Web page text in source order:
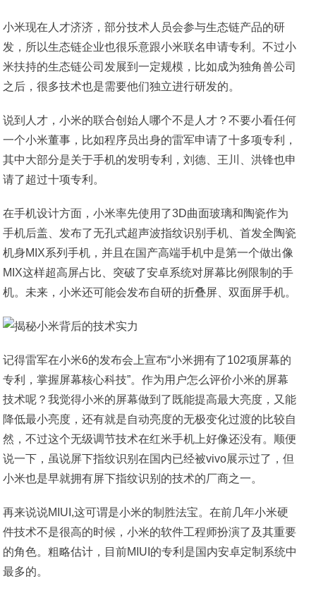
小米现在人才济济，部分技术人员会参与生态链产品的研
发，所以生态链企业也很乐意跟小米联名申请专利。不过小
米扶持的生态链公司发展到一定规模，比如成为独角兽公司
之后，很多技术也是需要他们独立进行研发的。
说到人才，小米的联合创始人哪个不是人才？不要小看任何
一个小米董事，比如程序员出身的雷军申请了十多项专利，
其中大部分是关于手机的发明专利，刘德、王川、洪锋也申
请了超过十项专利。
在手机设计方面，小米率先使用了3D曲面玻璃和陶瓷作为
手机后盖、发布了无孔式超声波指纹识别手机、首发全陶瓷
机身MIX系列手机，并且在国产高端手机中是第一个做出像
MIX这样超高屏占比、突破了安卓系统对屏幕比例限制的手
机。未来，小米还可能会发布自研的折叠屏、双面屏手机。
记得雷军在小米6的发布会上宣布“小米拥有了102项屏幕的
专利，掌握屏幕核心科技”。作为用户怎么评价小米的屏幕
技术呢？我觉得小米的屏幕做到了既能提高最大亮度，又能
降低最小亮度，还有就是自动亮度的无极变化过渡的比较自
然，不过这个无级调节技术在红米手机上好像还没有。顺便
说一下，虽说屏下指纹识别在国内已经被vivo展示过了，但
小米也是早就拥有屏下指纹识别的技术的厂商之一。
再来说说MIUI,这可谓是小米的制胜法宝。在前几年小米硬
件技术不是很高的时候，小米的软件工程师扮演了及其重要
的角色。粗略估计，目前MIUI的专利是国内安卓定制系统中
最多的。